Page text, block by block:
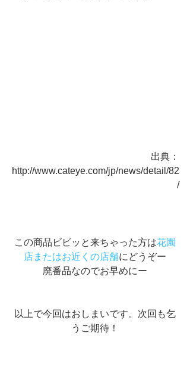
出典：
http://www.cateye.com/jp/news/detail/82
/
この商品ビビッと来ちゃった方は花園
店またはお近くの店舗にどうぞー
廃番品なのでお早めにー
以上で今回はおしまいです。次回も乞
うご期待！